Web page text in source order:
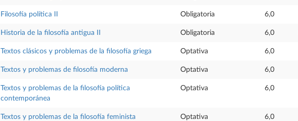
Filosofía política II Obligatoria 6,0
Historia de la filosofía antigua II Obligatoria 6,0
Textos clásicos y problemas de la filosofía griega Optativa 6,0
Textos y problemas de filosofía moderna Optativa 6,0
Textos y problemas de la filosofía política
contemporánea
Optativa 6,0
Textos y problemas de la filosofía feminista Optativa 6,0